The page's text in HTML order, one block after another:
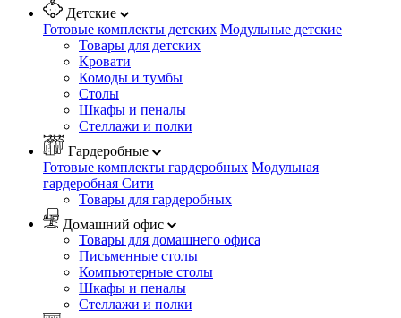
Детские
Готовые комплекты детских Модульные детские
Товары для детских
Кровати
Комоды и тумбы
Столы
Шкафы и пеналы
Стеллажи и полки
Гардеробные
Готовые комплекты гардеробных Модульная
гардеробная Сити
Товары для гардеробных
Домашний офис
Товары для домашнего офиса
Письменные столы
Компьютерные столы
Шкафы и пеналы
Стеллажи и полки